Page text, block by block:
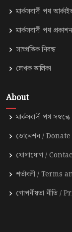
মার্কসবাদী পথ
মার্কসবাদী পথ
সাম্প্রতিক নিবন্ধ
লেখক তালিকা
About
মার্কসবাদী পথ
ডোনেশন / Donate
যোগাযোগ /
শর্তাবলী / Terms
গোপনীয়তা নীতি /